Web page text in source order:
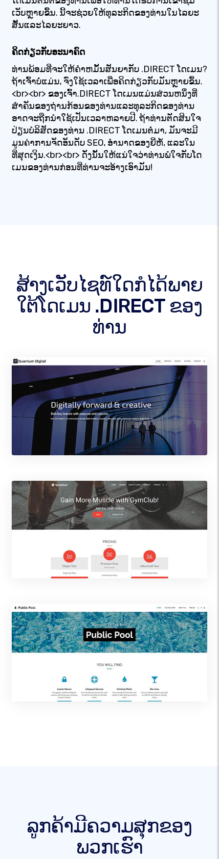
ເວັບຫຼາຍຂຶ້ນ. ນີ້ຈະຊ່ວຍໃຫ້ທຸລະກິດຂອງທ່ານໃນໄລຍະ
ສັ້ນແລະໄລຍະຍາວ.
ຄິດກ່ຽວກັບອະນາຄົດ
ທ່ານພ້ອມທີ່ຈະໃຫ້ຄໍາຫມັ້ນສັນຍາກັບ .DIRECT ໂດເມນ?
ຖ້າເຈົ້າບໍ່ແມ່ນ, ຈົ່ງໃຊ້ເວລາເພື່ອຄິດກ່ຽວກັບມັນຫຼາຍຂຶ້ນ.
<br><br> ຂອງເຈົ້າ.DIRECT ໂດເມນແມ່ນສ່ວນຫນຶ່ງທີ່
ສໍາຄັນຂອງຖ່ານກ້ອນຂອງທ່ານແລະທຸລະກິດຂອງທ່ານ
ອາດຈະຖືກນໍາໃຊ້ເປັນເວລາຫລາຍປີ. ຖ້າທ່ານຕັດສິນໃຈ
ປ່ຽນບໍລິສັດຂອງທ່ານ .DIRECT ໂດເມນຕໍ່ມາ, ມັນຈະມີ
ມູນຄ່າການຈັດອັນດັບ SEO, ອໍານາດຂອງຍີ່ຫໍ້, ແລະໃນ
ທີ່ສຸດເງິນ.<br><br> ດັ່ງນັ້ນໃຫ້ແນ່ໃຈວ່າທ່ານພໍໃຈກັບໂດ
ເມນຂອງທ່ານກ່ອນທີ່ທ່ານຈະອ້າງເອົາມັນ!
ສ້າງເວັບໄຊທ໌ໃດກໍໄດ້ພາຍ
ໃຕ້ໂດເມນ .DIRECT ຂອງ
ທ່ານ
ລູກຄ້າມີຄວາມສຸກຂອງ
ພວກເຮົາ